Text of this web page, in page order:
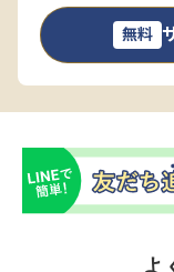
無料
よ